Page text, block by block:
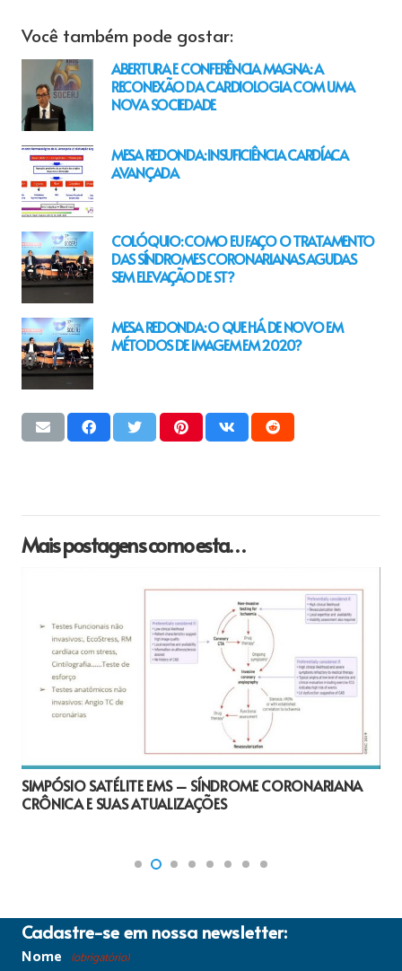
Você também pode gostar:
ABERTURA E CONFERÊNCIA MAGNA: A
RECONEXÃO DA CARDIOLOGIA COM UMA
NOVA SOCIEDADE
MESA REDONDA: INSUFICIÊNCIA CARDÍACA
AVANÇADA
COLÓQUIO: COMO EU FAÇO O TRATAMENTO
DAS SÍNDROMES CORONARIANAS AGUDAS
SEM ELEVAÇÃO DE ST?
MESA REDONDA: O QUE HÁ DE NOVO EM
MÉTODOS DE IMAGEM EM 2020?
Mais postagens como esta…
SIMPÓSIO SATÉLITE EMS – SÍNDROME CORONARIANA
CRÔNICA E SUAS ATUALIZAÇÕES
Cadastre-se em nossa newsletter:
Nome (obrigatório)